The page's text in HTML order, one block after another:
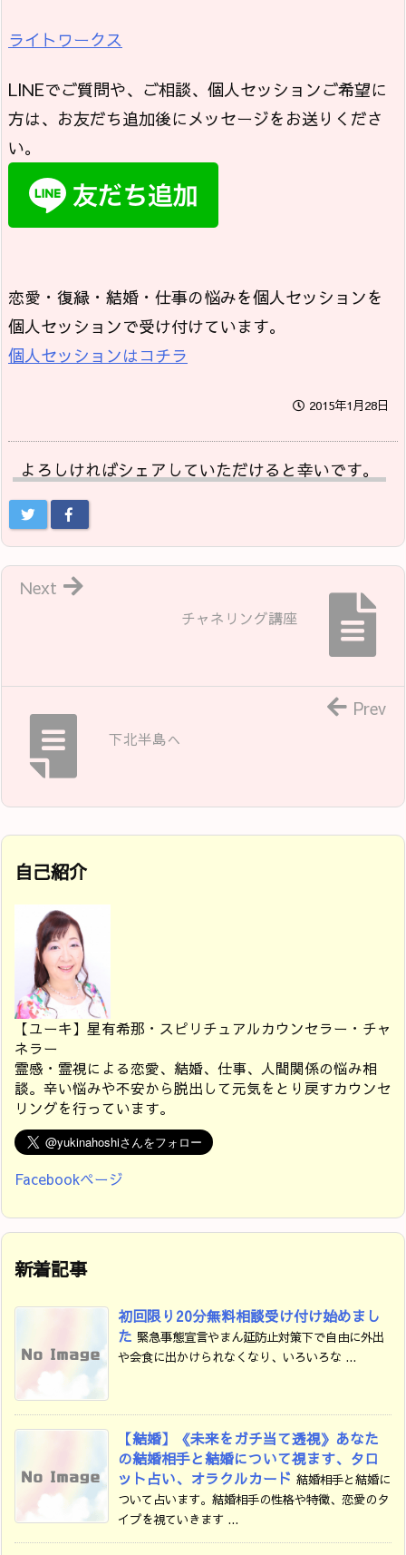
ライトワークス
LINEでご質問や、ご相談、個人セッションご希望に
方は、お友だち追加後にメッセージをお送りくださ
い。
恋愛・復縁・結婚・仕事の悩みを個人セッションを
個人セッションで受け付けています。
個人セッションはコチラ
2015年1月28日
よろしければシェアしていただけると幸いです。
チャネリング講座
Next
下北半島へ
Prev
自己紹介
【ユーキ】星有希那・スピリチュアルカウンセラー・チャ
ネラー
霊感・霊視による恋愛、結婚、仕事、人間関係の悩み相
談。辛い悩みや不安から脱出して元気をとり戻すカウンセ
リングを行っています。
Facebookページ
新着記事
初回限り20分無料相談受け付け始めまし
た 緊急事態宣言やまん延防止対策下で自由に外出
や会食に出かけられなくなり、いろいろな ...
【結婚】《未来をガチ当て透視》あなた
の結婚相手と結婚について視ます、タロ
ット占い、オラクルカード 結婚相手と結婚に
ついて占います。結婚相手の性格や特徴、恋愛のタ
イプを視ていきます ...